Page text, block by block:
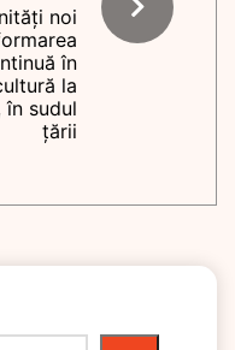
noi
în
la
în sudul
țării